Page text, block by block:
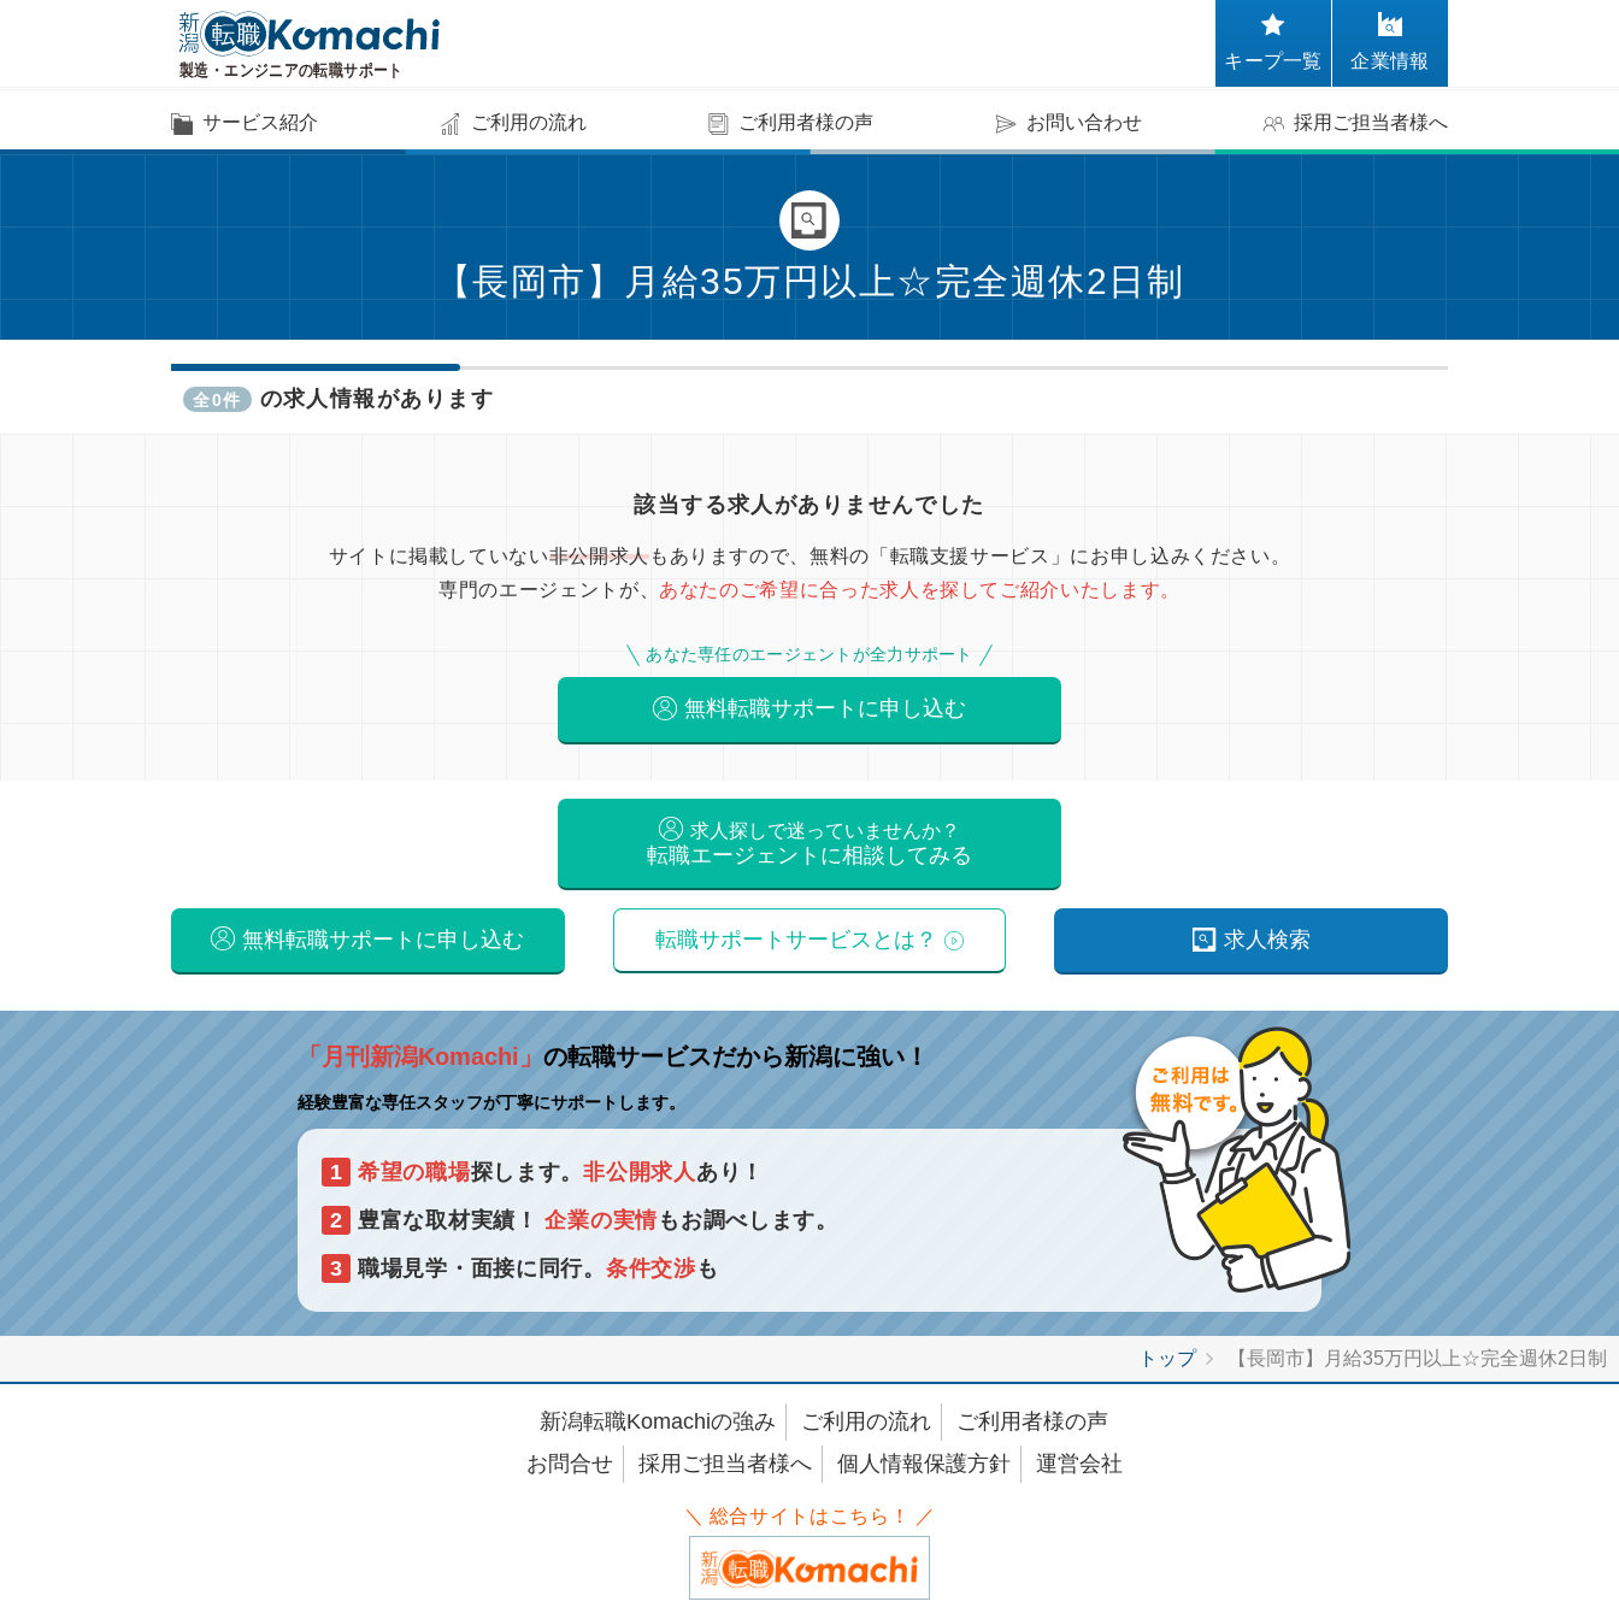
キープ一覧 企業情報
サービス紹介 ご利用の流れ ご利用者様の声 お問い合わせ 採用ご担当者様へ
【長岡市】月給35万円以上☆完全週休2日制
全0件 の求人情報があります
該当する求人がありませんでした
サイトに掲載していない非公開求人もありますので、無料の「転職支援サービス」にお申し込みください。
専門のエージェントが、 あなたのご希望に合った求人を探してご紹介いたします。
あなた専任のエージェントが全力サポート
無料転職サポートに申し込む
求人探しで迷っていませんか？
転職エージェントに相談してみる
無料転職サポートに申し込む 転職サポートサービスとは？ 求人検索
「月刊新潟Komachi」 の転職サービスだから新潟に強い！
経験豊富な専任スタッフが丁寧にサポートします。
1 希望の職場探します。非公開求人あり！
2
豊富な取材実績！企業の実情もお調べします。
3
職場見学・面接に同行。 条件交渉も
トップ 【長岡市】月給35万円以上☆完全週休2日制
新潟転職Komachiの強み ご利用の流れ
ご利用者様の声
お問合せ
採用ご担当者様へ 個人情報保護方針 運営会社
＼ 総合サイトはこちら！ ／